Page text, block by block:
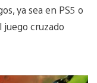
ya sea en PS5 o
cruzado